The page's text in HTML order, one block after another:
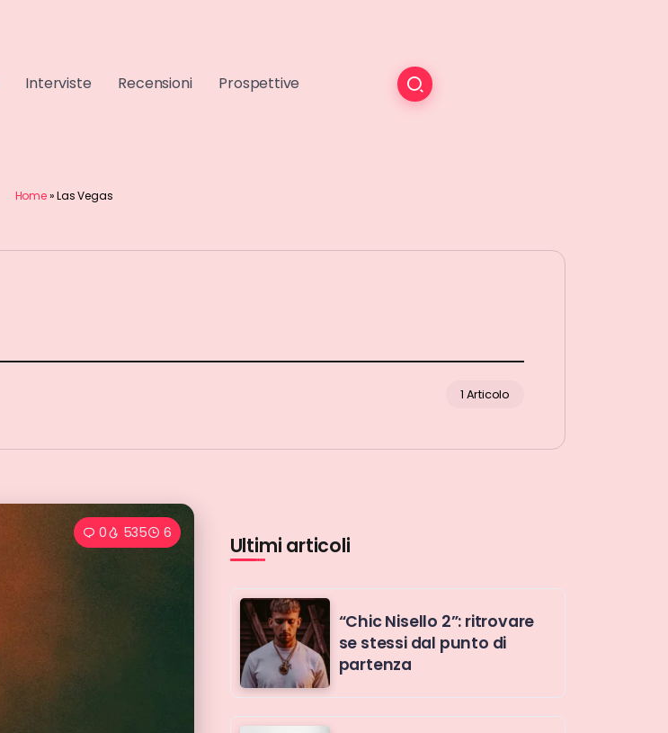
Interviste Recensioni Prospettive
Home»Las Vegas
1 Articolo
0 535 6 Ultimi articoli
“Chic Nisello 2”: ritrovare
se stessi dal punto di
partenza